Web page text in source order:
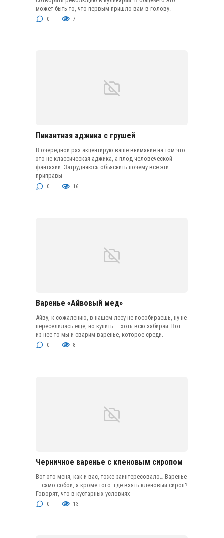
может быть то, что первым пришло вам в голову.
0 7
Пикантная аджика с грушей
В очередной раз акцентирую ваше внимание на том что
это не классическая аджика, а плод человеческой
фантазии. Затрудняюсь объяснить почему все эти
приправы
0 16
Варенье «Айвовый мед»
Айву, к сожалению, в нашем лесу не пособираешь, ну не
переселилась еще, но купить — хоть всю забирай. Вот
из нее то мы и сварим варенье, которое среди.
0 8
Черничное варенье с кленовым сиропом
Вот это меня, как и вас, тоже заинтересовало… Варенье
— само собой, а кроме того: где взять кленовый сироп?
Говорят, что в кустарных условиях
0 13